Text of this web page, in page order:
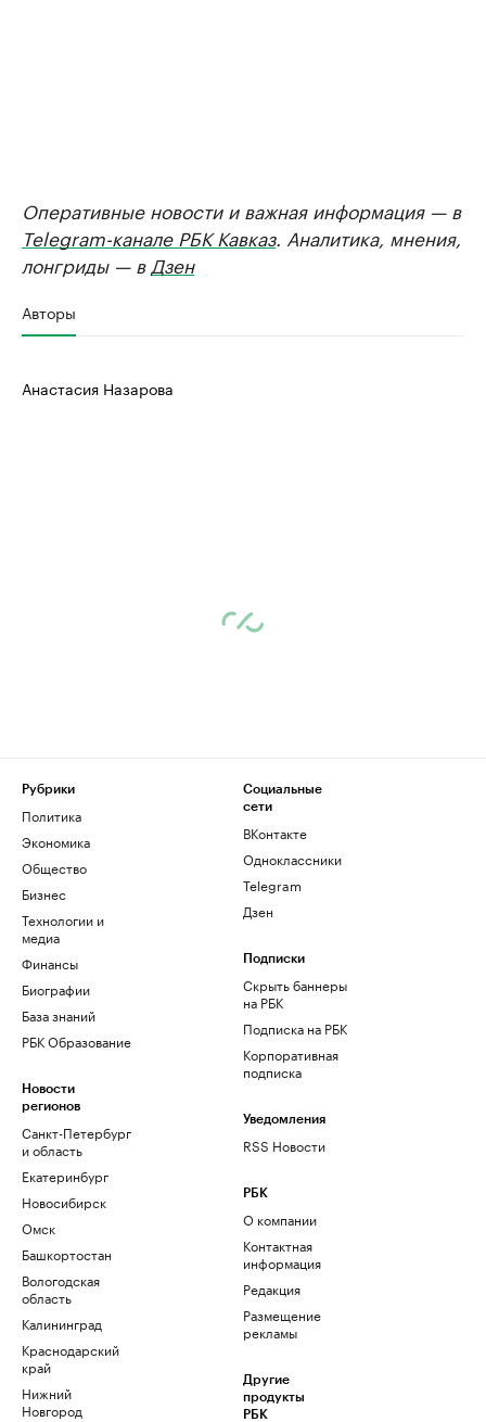
Оперативные новости и важная информация — в
Telegram-канале РБК Кавказ. Аналитика, мнения,
лонгриды — в Дзен
Авторы
Анастасия Назарова
Рубрики
Политика
Экономика
Общество
Бизнес
Технологии и
медиа
Финансы
Биографии
База знаний
РБК Образование
Новости
регионов
Санкт-Петербург
и область
Екатеринбург
Новосибирск
Омск
Башкортостан
Вологодская
область
Калининград
Краснодарский
край
Нижний
Новгород
Социальные
сети
ВКонтакте
Одноклассники
Telegram
Дзен
Подписки
Скрыть баннеры
на РБК
Подписка на РБК
Корпоративная
подписка
Уведомления
RSS Новости
РБК
О компании
Контактная
информация
Редакция
Размещение
рекламы
Другие
продукты
РБК